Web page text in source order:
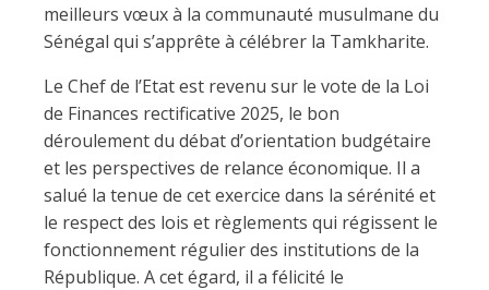
meilleurs vœux à la communauté musulmane du
Sénégal qui s’apprête à célébrer la Tamkharite.
Le Chef de l’Etat est revenu sur le vote de la Loi
de Finances rectificative 2025, le bon
déroulement du débat d’orientation budgétaire
et les perspectives de relance économique. Il a
salué la tenue de cet exercice dans la sérénité et
le respect des lois et règlements qui régissent le
fonctionnement régulier des institutions de la
République. A cet égard, il a félicité le